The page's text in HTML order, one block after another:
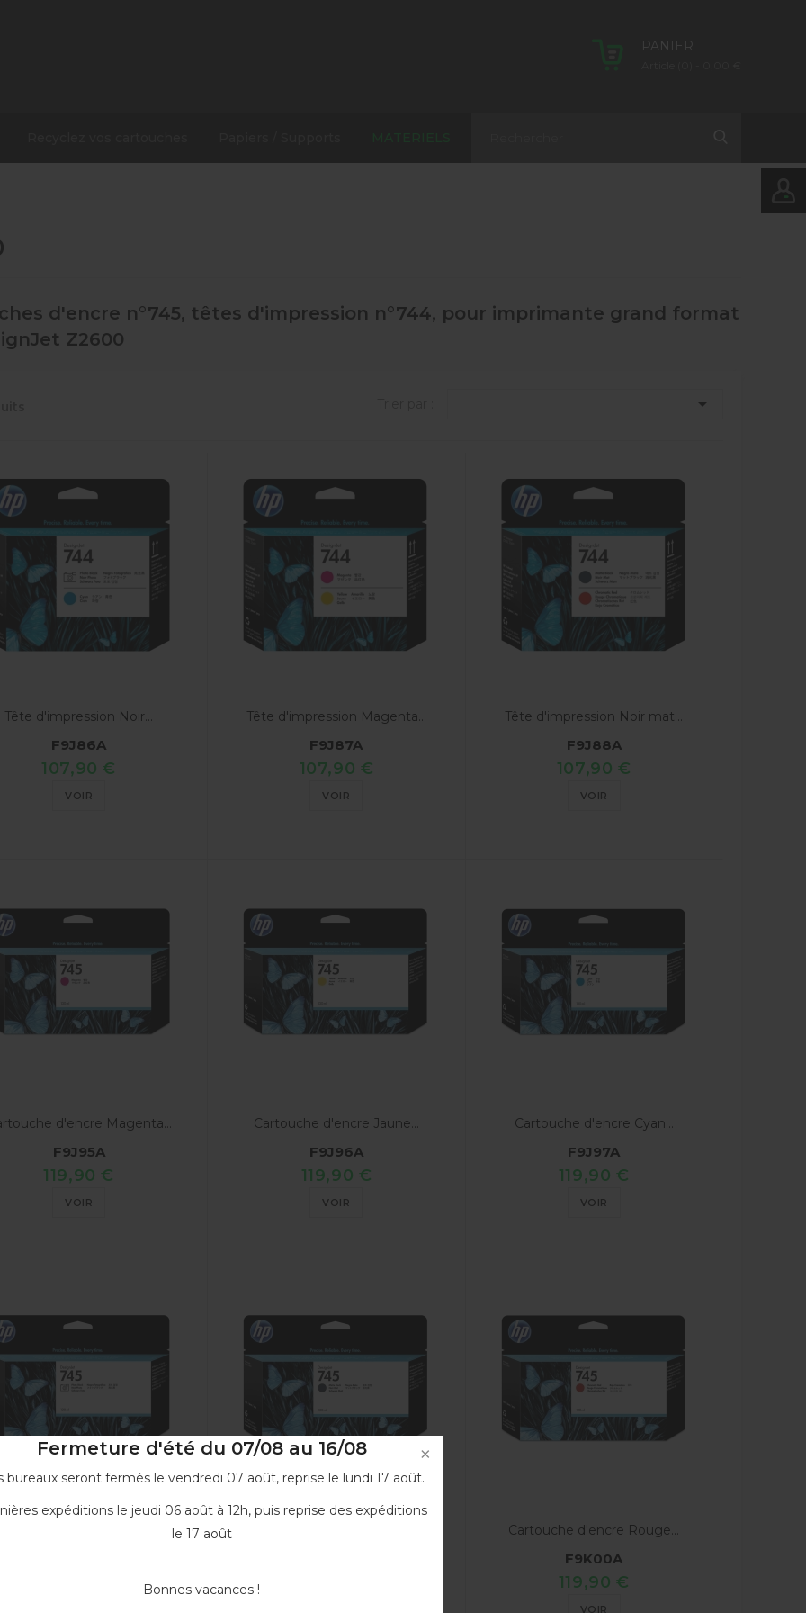
Fermeture d'été du 07/08 au 16/08
bureaux seront fermés le vendredi 07 août, reprise le lundi 17 août.
expéditions le jeudi 06 août à 12h, puis reprise des expéditions
le 17 août
Bonnes vacances !
PANIER
d'encre n°745, têtes d'impression n°744, pour imprimante grand format
Z2600

Tête d'impression Noir...
F9J86A
107,90 €
VOIR
Tête d'impression Magenta...
F9J87A
107,90 €
VOIR
Tête d'impression Noir mat...
F9J88A
107,90 €
VOIR
d'encre Magenta...
F9J95A
119,90 €
VOIR
Cartouche d'encre Jaune...
F9J96A
119,90 €
VOIR
Cartouche d'encre Cyan...
F9J97A
119,90 €
VOIR
Cartouche d'encre Rouge...
F9K00A
119,90 €
VOIR